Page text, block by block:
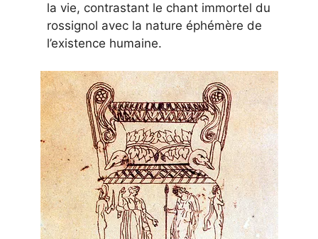
la vie, contrastant le chant immortel du
rossignol avec la nature éphémère de
l’existence humaine.